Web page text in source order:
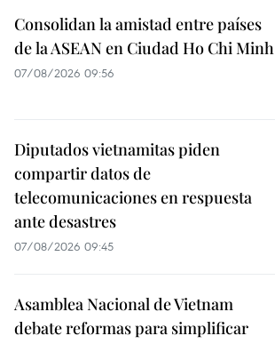
Consolidan la amistad entre países
de la ASEAN en Ciudad Ho Chi Minh
07/08/2026 09:56
Diputados vietnamitas piden
compartir datos de
telecomunicaciones en respuesta
ante desastres
07/08/2026 09:45
Asamblea Nacional de Vietnam
debate reformas para simplificar